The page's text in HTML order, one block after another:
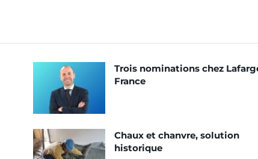
Trois nominations chez
France
Chaux et chanvre, solution
historique